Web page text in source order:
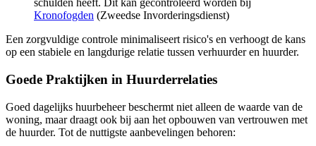
schulden heeft. Dit kan gecontroleerd worden bij
Kronofogden (Zweedse Invorderingsdienst)
Een zorgvuldige controle minimaliseert risico's en verhoogt de kans
op een stabiele en langdurige relatie tussen verhuurder en huurder.
Goede Praktijken in Huurderrelaties
Goed dagelijks huurbeheer beschermt niet alleen de waarde van de
woning, maar draagt ook bij aan het opbouwen van vertrouwen met
de huurder. Tot de nuttigste aanbevelingen behoren: